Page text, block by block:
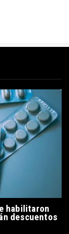
habilitaron
descuentos